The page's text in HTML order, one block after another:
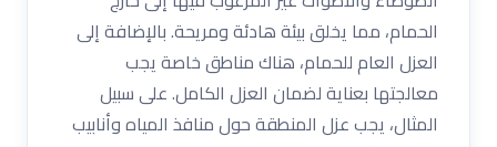
الحمام، مما يخلق بيئة هادئة ومريحة. بالإضافة إلى
العزل العام للحمام، هناك مناطق خاصة يجب
معالجتها بعناية لضمان العزل الكامل. على سبيل
المثال، يجب عزل المنطقة حول منافذ المياه وأنابيب